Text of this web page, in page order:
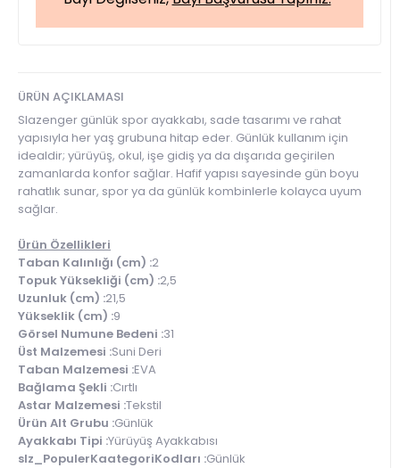
ÜRÜN AÇIKLAMASI
Slazenger günlük spor ayakkabı, sade tasarımı ve rahat
yapısıyla her yaş grubuna hitap eder. Günlük kullanım için
idealdir; yürüyüş, okul, işe gidiş ya da dışarıda geçirilen
zamanlarda konfor sağlar. Hafif yapısı sayesinde gün boyu
rahatlık sunar, spor ya da günlük kombinlerle kolayca uyum
sağlar.
Ürün Özellikleri
Taban Kalınlığı (cm) :2
Topuk Yüksekliği (cm) :2,5
Uzunluk (cm) :21,5
Yükseklik (cm) :9
Görsel Numune Bedeni :31
Üst Malzemesi :Suni Deri
Taban Malzemesi :EVA
Bağlama Şekli :Cırtlı
Astar Malzemesi :Tekstil
Ürün Alt Grubu :Günlük
Ayakkabı Tipi :Yürüyüş Ayakkabısı
slz_PopulerKaategoriKodları :Günlük